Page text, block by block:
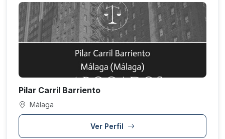
Pilar Carril Barriento
Málaga
Ver Perfil